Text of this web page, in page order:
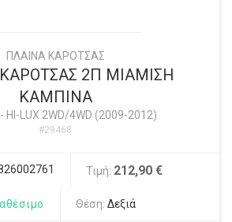
ΠΛΑΙΝΑ ΚΑΡΟΤΣΑΣ
2Π ΜΙΑΜΙΣΗ
ΚΑΜΠΙΝΑ
- HI-LUX 2WD/4WD (2009-2012)
#29468
Τιμή: 212,90 €
Θέση: Δεξιά